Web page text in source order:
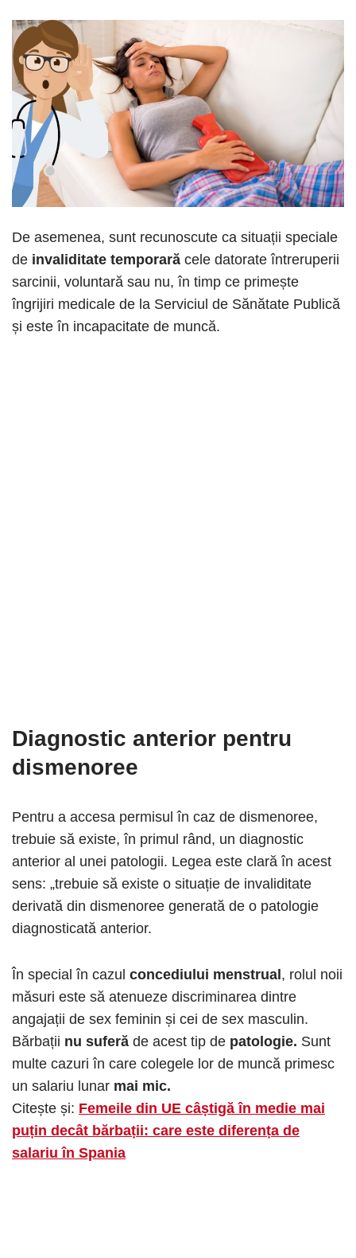
De asemenea, sunt recunoscute ca situații speciale
de invaliditate temporară cele datorate întreruperii
sarcinii, voluntară sau nu, în timp ce primește
îngrijiri medicale de la Serviciul de Sănătate Publică
și este în incapacitate de muncă.
Diagnostic anterior pentru
dismenoree
Pentru a accesa permisul în caz de dismenoree,
trebuie să existe, în primul rând, un diagnostic
anterior al unei patologii. Legea este clară în acest
sens: „trebuie să existe o situație de invaliditate
derivată din dismenoree generată de o patologie
diagnosticată anterior.
În special în cazul concediului menstrual, rolul noii
măsuri este să atenueze discriminarea dintre
angajații de sex feminin și cei de sex masculin.
Bărbații nu suferă de acest tip de patologie. Sunt
multe cazuri în care colegele lor de muncă primesc
un salariu lunar mai mic.
Citește și: Femeile din UE câștigă în medie mai
puțin decât bărbații: care este diferența de
salariu în Spania